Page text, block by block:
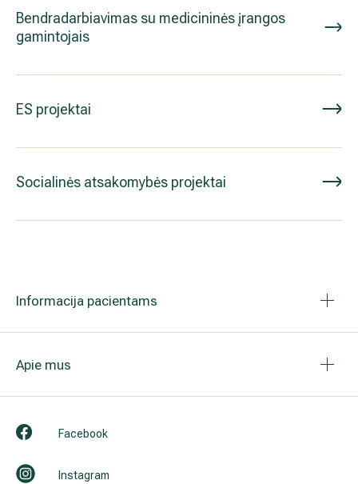
Bendradarbiavimas su medicininės įrangos
gamintojais
ES projektai
Socialinės atsakomybės projektai
Informacija pacientams
Apie mus
Facebook
Instagram
Mamologija (Krūtų onkochirurgija)
Hila paslaugos
Hila gydytojai
Sveikatos patarimai